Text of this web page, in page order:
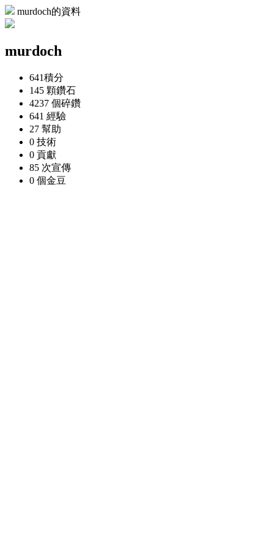
murdoch的資料
murdoch
641積分
145 顆鑽石
4237 個碎鑽
641 經驗
27 幫助
0 技術
0 貢獻
85 次宣傳
0 個金豆